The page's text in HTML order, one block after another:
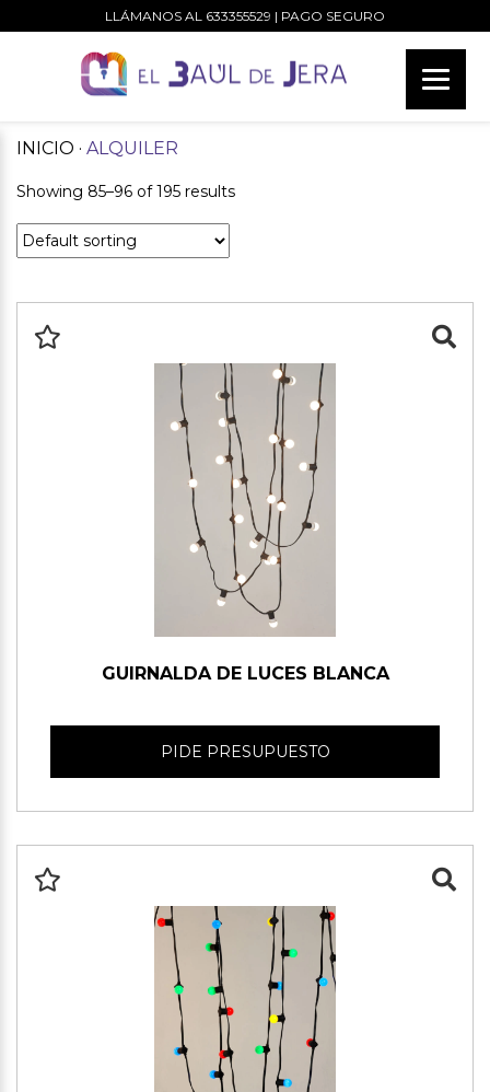
LLÁMANOS AL 633355529 | PAGO SEGURO
INICIO · ALQUILER
Showing 85–96 of 195 results
GUIRNALDA DE LUCES BLANCA
PIDE PRESUPUESTO